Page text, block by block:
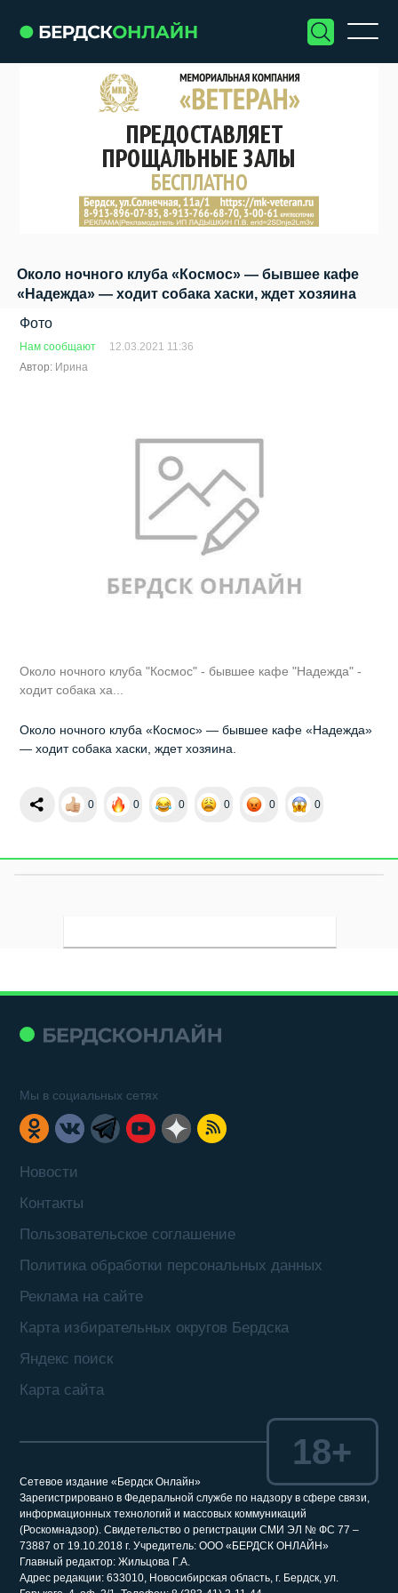
Около ночного клуба «Космос» — бывшее кафе
«Надежда» — ходит собака хаски, ждет хозяина
Фото
Нам сообщают
12.03.2021 11:36
Автор: Ирина
Около ночного клуба "Космос" - бывшее кафе "Надежда" -
ходит собака ха...
Около ночного клуба «Космос» — бывшее кафе «Надежда»
— ходит собака хаски, ждет хозяина.
0 0 0 0 0 0
Новости
Контакты
Пользовательское соглашение
Политика обработки персональных данных
Реклама на сайте
Карта избирательных округов Бердска
Яндекс поиск
Карта сайта
Мы в социальных сетях
Сетевое издание «Бердск Онлайн»
Зарегистрировано в Федеральной службе по надзору в сфере связи,
информационных технологий и массовых коммуникаций
(Роскомнадзор). Свидетельство о регистрации СМИ ЭЛ № ФС 77 –
73887 от 19.10.2018 г. Учредитель: ООО «БЕРДСК ОНЛАЙН»
Главный редактор: Жильцова Г.А.
Адрес редакции: 633010, Новосибирская область, г. Бердск, ул.
18+